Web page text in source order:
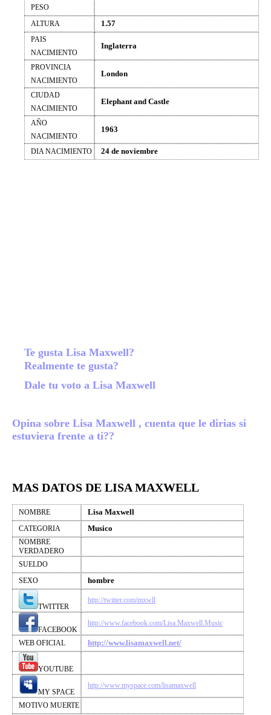
PESO
ALTURA
1.57
PAIS
NACIMIENTO
Inglaterra
PROVINCIA
NACIMIENTO
London
CIUDAD
NACIMIENTO
Elephant and Castle
AÑO
NACIMIENTO
1963
DIA NACIMIENTO 24 de noviembre
Te gusta Lisa Maxwell?
Realmente te gusta?
Dale tu voto a Lisa Maxwell
Opina sobre Lisa Maxwell , cuenta que le dirias si
estuviera frente a ti??
MAS DATOS DE LISA MAXWELL
NOMBRE Lisa Maxwell
CATEGORIA Musico
NOMBRE
VERDADERO
SUELDO
SEXO
hombre
TWITTER
http://twitter.com/mxwll
FACEBOOK
http://www.facebook.com/Lisa.Maxwell.Music
WEB OFICIAL http://www.lisamaxwell.net/
YOUTUBE
MY SPACE
http://www.myspace.com/lisamaxwell
MOTIVO MUERTE